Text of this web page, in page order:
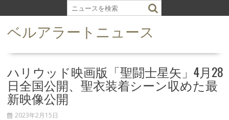
k
ベルアラートニュース
ハリウッド映画版「聖闘士星矢」4月28
日全国公開、聖衣装着シーン収めた最
新映像公開
2023年2月15日